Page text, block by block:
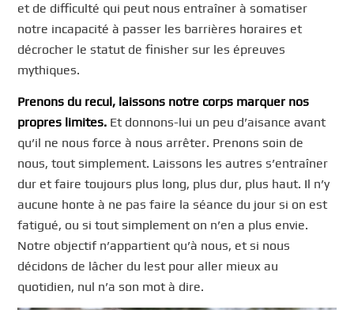
et de difficulté qui peut nous entraîner à somatiser
notre incapacité à passer les barrières horaires et
décrocher le statut de finisher sur les épreuves
mythiques.
Prenons du recul, laissons notre corps marquer nos
propres limites. Et donnons-lui un peu d’aisance avant
qu’il ne nous force à nous arrêter. Prenons soin de
nous, tout simplement. Laissons les autres s’entraîner
dur et faire toujours plus long, plus dur, plus haut. Il n’y
aucune honte à ne pas faire la séance du jour si on est
fatigué, ou si tout simplement on n’en a plus envie.
Notre objectif n’appartient qu’à nous, et si nous
décidons de lâcher du lest pour aller mieux au
quotidien, nul n’a son mot à dire.